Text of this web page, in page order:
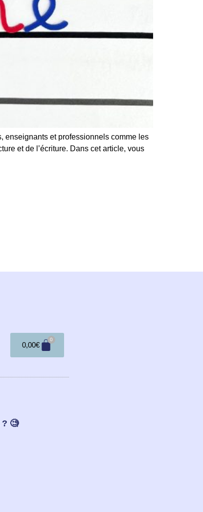
et professionnels comme les
et de l’écriture. Dans cet article, vous
0,00€
0
🧐